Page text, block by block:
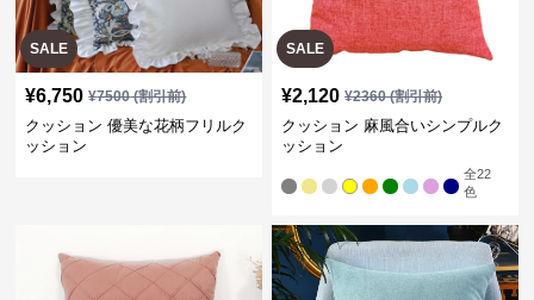
SALE
¥6,750 ¥7500(割引前)
クッション 優美な花柄フリルク
ッション
SALE
¥2,120 ¥2360(割引前)
クッション 麻風合いシンプルク
ッション
全22
色